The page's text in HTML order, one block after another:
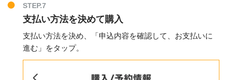
STEP.7
支払い方法を決めて購入
支払い方法を決め、「申込内容を確認して、お支払いに
進む」をタップ。